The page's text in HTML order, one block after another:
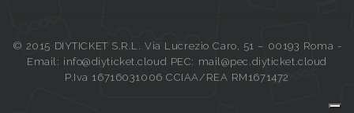
© 2015 DIYTICKET S.R.L. Via Lucrezio Caro, 51 – 00193 Roma -
Email: info@diyticket.cloud PEC: mail@pec.diyticket.cloud
P.Iva 16716031006 CCIAA/REA RM1671472